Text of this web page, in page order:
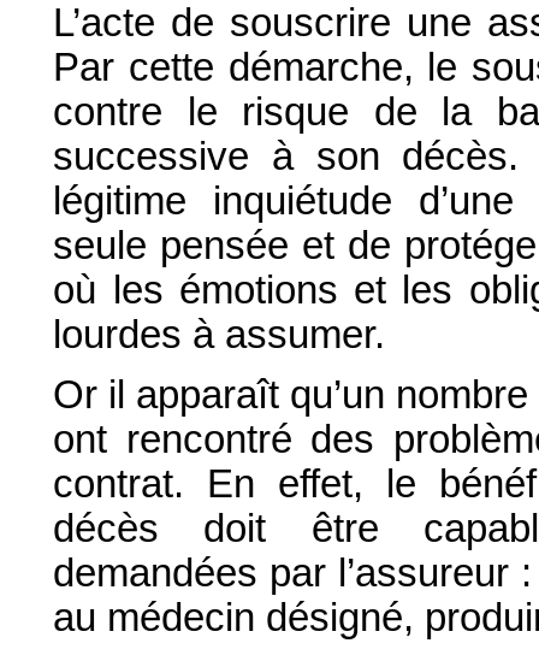
L’acte de souscrire une
Par cette démarche, le
contre le risque de la
successive à son décès.
légitime inquiétude
seule pensée et de
où les émotions et les
lourdes à assumer.
Or il apparaît qu’un
ont rencontré des
contrat. En effet, le
décès doit être
demandées par l’assureur
au médecin désigné,